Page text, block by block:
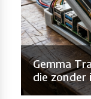
Gemma
die